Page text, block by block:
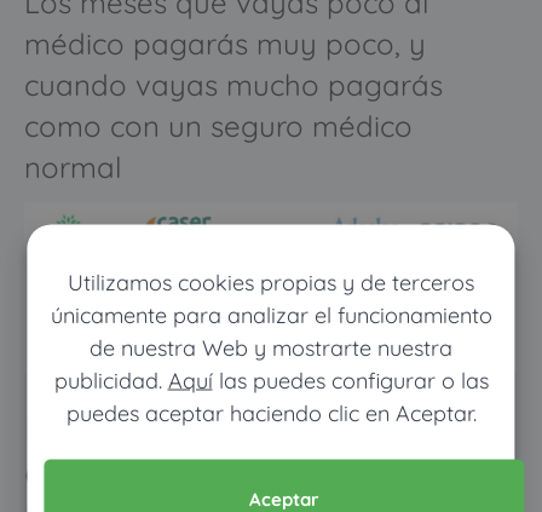
Utilizamos cookies propias y de terceros
únicamente para analizar el funcionamiento
de nuestra Web y mostrarte nuestra
publicidad. Aquílas puedes configurar o las
puedes aceptar haciendo clic en Aceptar.
Aceptar
médico pagarás muy poco, y
cuando vayas mucho pagarás
como con un seguro médico
normal
Pon tus datos y descubre
cuánto dinero ahorrarías